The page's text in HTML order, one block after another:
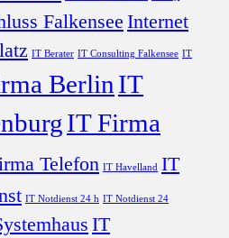
Falkensee Internet
IT Berater IT Consulting Falkensee IT
Berlin IT
IT Firma
Telefon IT Havelland IT
IT Notdienst 24 h IT Notdienst 24
IT